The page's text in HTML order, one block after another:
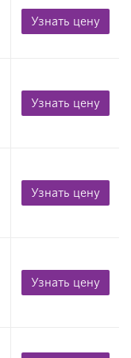
Узнать цену
Узнать цену
Узнать цену
Узнать цену